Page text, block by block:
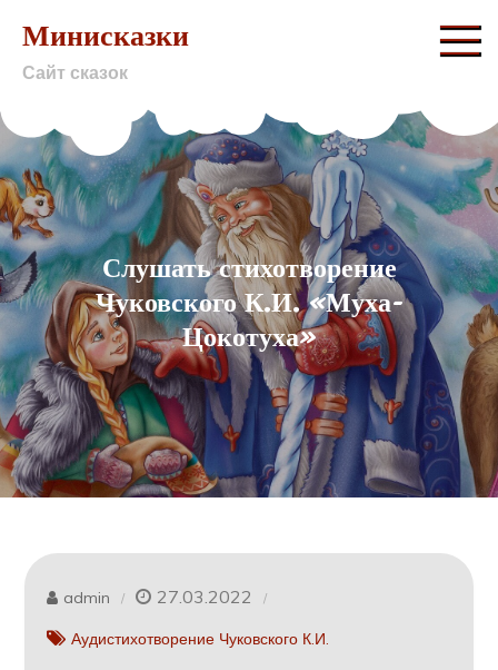
content
Минисказки
Сайт сказок
Слушать стихотворение
Чуковского К.И. «Муха-
Цокотуха»
admin 27.03.2022
Аудистихотворение Чуковского К.И.